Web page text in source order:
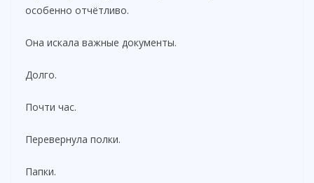
особенно отчётливо.
Она искала важные документы.
Долго.
Почти час.
Перевернула полки.
Папки.